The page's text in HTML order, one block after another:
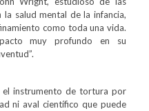
la salud mental de la infancia,
como toda una vida.
muy profundo en su
el instrumento de tortura por
ni aval científico que puede